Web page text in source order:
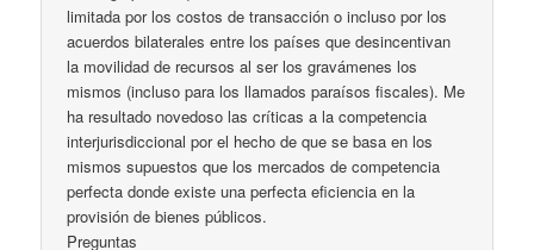
limitada por los costos de transacción o incluso por los
acuerdos bilaterales entre los países que desincentivan
la movilidad de recursos al ser los gravámenes los
mismos (incluso para los llamados paraísos fiscales). Me
ha resultado novedoso las críticas a la competencia
interjurisdiccional por el hecho de que se basa en los
mismos supuestos que los mercados de competencia
perfecta donde existe una perfecta eficiencia en la
provisión de bienes públicos.
Preguntas